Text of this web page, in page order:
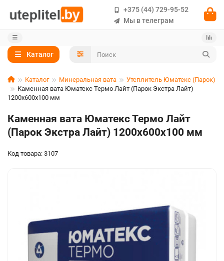
+375 (44) 729-95-52
Мы в телеграм
Каталог
Каталог Минеральная вата
Утеплитель Юматекс (Парок)
Каменная вата Юматекс Термо Лайт (Парок Экстра Лайт)
1200х600х100 мм
Каменная вата Юматекс Термо Лайт
(Парок Экстра Лайт) 1200х600х100 мм
Код товара: 3107